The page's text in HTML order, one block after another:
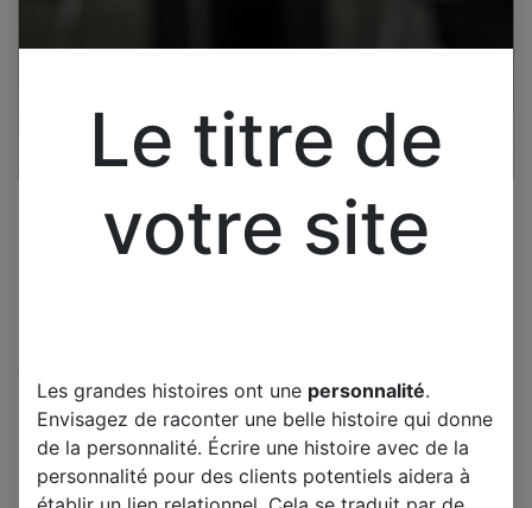
PHILIPS 50PFP5532D-12 50"
HD W2 X-MAIN 2L LJ41-
04216A R2.9
Le titre de
votre site
Les grandes histoires ont une personnalité.
Envisagez de raconter une belle histoire qui donne
de la personnalité. Écrire une histoire avec de la
personnalité pour des clients potentiels aidera à